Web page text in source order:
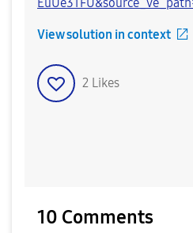
View solution in context
2 Likes
10 Comments